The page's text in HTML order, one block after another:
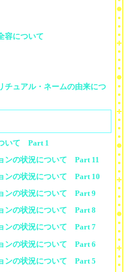
容について
チュアル・ネームの由来につ
いて Part 1
ンの状況について Part 11
ンの状況について Part 10
ンの状況について Part 9
ンの状況について Part 8
ンの状況について Part 7
ンの状況について Part 6
ンの状況について Part 5